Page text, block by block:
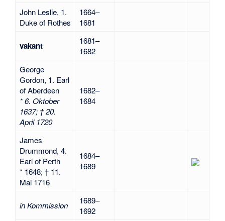
John Leslie, 1.
Duke of Rothes
1664–
1681
vakant
1681–
1682
George
Gordon, 1. Earl
of Aberdeen
* 6. Oktober
1637; † 20.
April 1720
1682–
1684
James
Drummond, 4.
Earl of Perth
* 1648; † 11.
Mai 1716
1684–
1689
in Kommission
1689–
1692